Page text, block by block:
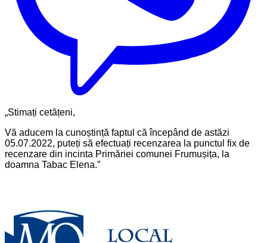
„Stimați cetățeni,
Vă aducem la cunoștință faptul că începând de astăzi
05.07.2022, puteți să efectuați recenzarea la punctul fix de
recenzare din incinta Primăriei comunei Frumușița, la
doamna Tabac Elena.”